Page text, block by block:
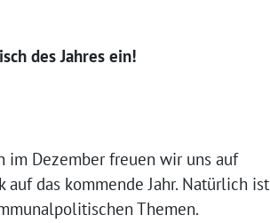
des Jahres ein!
im Dezember freuen wir uns auf
das kommende Jahr. Natürlich ist
Themen.